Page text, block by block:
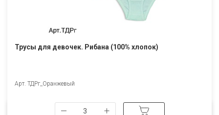
Трусы для девочек. Рибана (100% хлопок)
Арт. ТДРг_Оранжевый